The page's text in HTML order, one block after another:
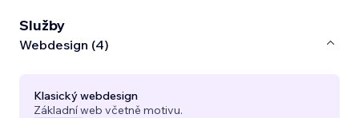
Služby
Webdesign (4)
Klasický webdesign
Základní web včetně motivu.